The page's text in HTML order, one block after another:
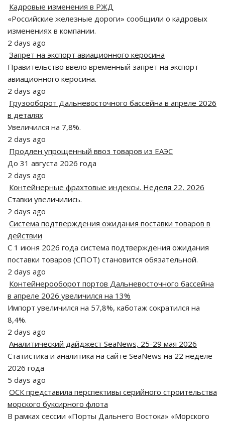
Кадровые изменения в РЖД
«Российские железные дороги» сообщили о кадровых
изменениях в компании.
2 days ago
Запрет на экспорт авиационного керосина
Правительство ввело временный запрет на экспорт
авиационного керосина.
2 days ago
Грузооборот Дальневосточного бассейна в апреле 2026
в деталях
Увеличился на 7,8%.
2 days ago
Продлен упрощенный ввоз товаров из ЕАЭС
До 31 августа 2026 года
2 days ago
Контейнерные фрахтовые индексы. Неделя 22, 2026
Ставки увеличились.
2 days ago
Система подтверждения ожидания поставки товаров в
действии
С 1 июня 2026 года система подтверждения ожидания
поставки товаров (СПОТ) становится обязательной.
2 days ago
Контейнерооборот портов Дальневосточного бассейна
в апреле 2026 увеличился на 13%
Импорт увеличился на 57,8%, каботаж сократился на
8,4%.
2 days ago
Аналитический дайджест SeaNews, 25-29 мая 2026
Статистика и аналитика на сайте SeaNews на 22 неделе
2026 года
5 days ago
ОСК представила перспективы серийного строительства
морского буксирного флота
В рамках сессии «Порты Дальнего Востока» «Морского